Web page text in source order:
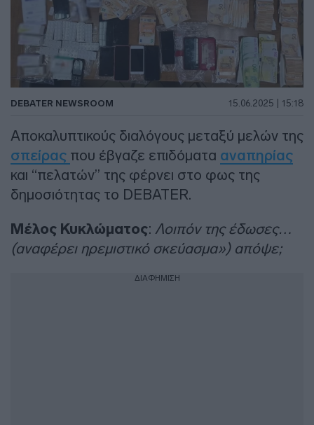
DEBATER NEWSROOM 15.06.2025 | 15:18
Αποκαλυπτικούς διαλόγους μεταξύ μελών της
σπείρας που έβγαζε επιδόματα αναπηρίας
και “πελατών” της φέρνει στο φως της
δημοσιότητας το DEBATER.
Μέλος Κυκλώματος: Λοιπόν της έδωσες…
(αναφέρει ηρεμιστικό σκεύασμα») απόψε;
ΔΙΑΦΗΜΙΣΗ